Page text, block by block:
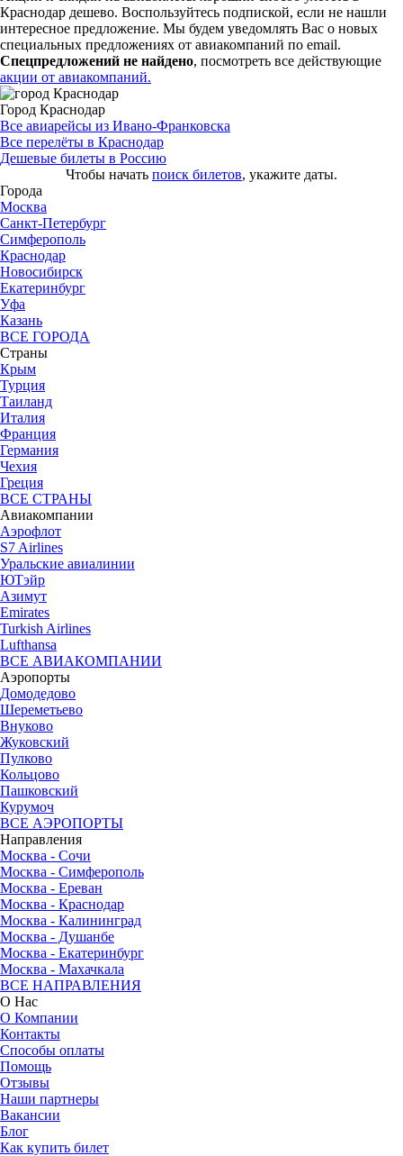
Краснодар дешево. Воспользуйтесь подпиской, если не нашли
интересное предложение. Мы будем уведомлять Вас о новых
специальных предложениях от авиакомпаний по email.
Спецпредложений не найдено, посмотреть все действующие
акции от авиакомпаний.
Город Краснодар
Все авиарейсы из Ивано-Франковска
Все перелёты в Краснодар
Дешевые билеты в Россию
Чтобы начать поиск билетов, укажите даты.
Города
Москва
Санкт-Петербург
Симферополь
Краснодар
Новосибирск
Екатеринбург
Уфа
Казань
ВСЕ ГОРОДА
Страны
Крым
Турция
Таиланд
Италия
Франция
Германия
Чехия
Греция
ВСЕ СТРАНЫ
Авиакомпании
Аэрофлот
S7 Airlines
Уральские авиалинии
ЮТэйр
Азимут
Emirates
Turkish Airlines
Lufthansa
ВСЕ АВИАКОМПАНИИ
Аэропорты
Домодедово
Шереметьево
Внуково
Жуковский
Пулково
Кольцово
Пашковский
Курумоч
ВСЕ АЭРОПОРТЫ
Направления
Москва - Сочи
Москва - Симферополь
Москва - Ереван
Москва - Краснодар
Москва - Калининград
Москва - Душанбе
Москва - Екатеринбург
Москва - Махачкала
ВСЕ НАПРАВЛЕНИЯ
О Нас
О Компании
Контакты
Способы оплаты
Помощь
Отзывы
Наши партнеры
Вакансии
Блог
Как купить билет